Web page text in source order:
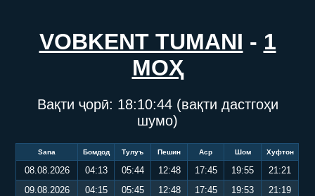
VOBKENT TUMANI - 1
МОҲ
Вақти ҷорӣ: 18:10:44(вақти дастгоҳи
шумо)
Sana Бомдод Тулуъ Пешин Аср Шом Хуфтон
08.08.2026 04:13 05:44 12:48 17:45 19:55
21:21
09.08.2026
04:15 05:45 12:48 17:45 19:53
21:19